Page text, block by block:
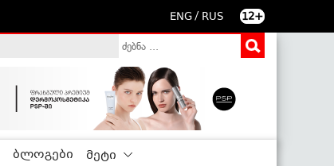
ENG / RUS 12+
ბლოგები მეტი